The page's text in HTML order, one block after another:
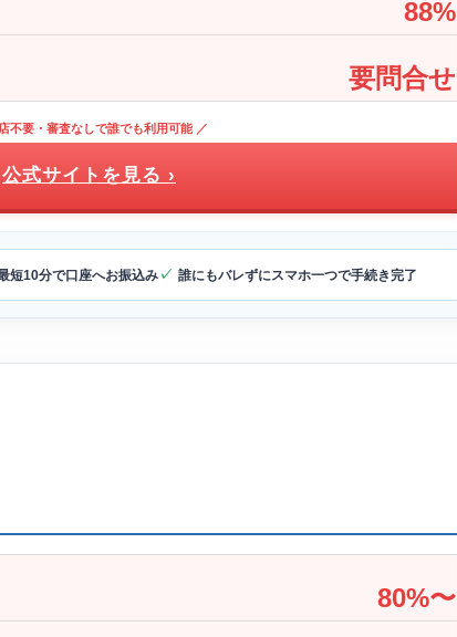
88%
要問合せ
不要・審査なしで誰でも利用可能 ／
公式サイトを見る ›
短10分で口座へお振込み 誰にもバレずにスマホ一つで手続き完了
80%〜